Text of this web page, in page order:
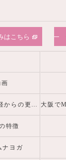
はこちら
大阪市城東区で自律神経からの更年期・産前産後の心身の不調を整えるヨガピラティスなら
特徴
ナヨガ